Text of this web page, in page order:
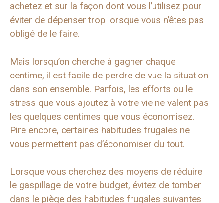
achetez et sur la façon dont vous l’utilisez pour
éviter de dépenser trop lorsque vous n’êtes pas
obligé de le faire.
Mais lorsqu’on cherche à gagner chaque
centime, il est facile de perdre de vue la situation
dans son ensemble. Parfois, les efforts ou le
stress que vous ajoutez à votre vie ne valent pas
les quelques centimes que vous économisez.
Pire encore, certaines habitudes frugales ne
vous permettent pas d’économiser du tout.
Lorsque vous cherchez des moyens de réduire
le gaspillage de votre budget, évitez de tomber
dans le piège des habitudes frugales suivantes